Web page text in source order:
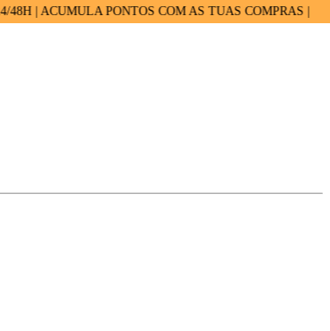
PONTOS COM AS TUAS COMPRAS |